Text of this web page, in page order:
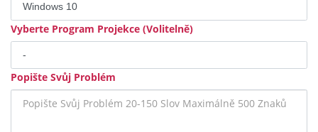
Vyberte Program Projekce (Volitelně)
Popište Svůj Problém